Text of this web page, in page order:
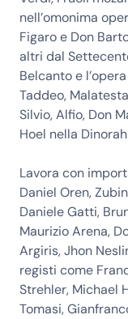
nell’omonima
Figaro e Don
altri dal
Belcanto e
Taddeo,
Silvio, Alfio, Don
Hoel nella
Lavora con
Daniel Oren,
Daniele Gatti,
Maurizio Arena,
Argiris, Jhon
registi come
Strehler, Michael
Tomasi,